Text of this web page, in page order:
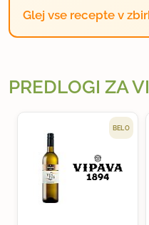
Glej vse recepte v
PREDLOGI ZA
BELO